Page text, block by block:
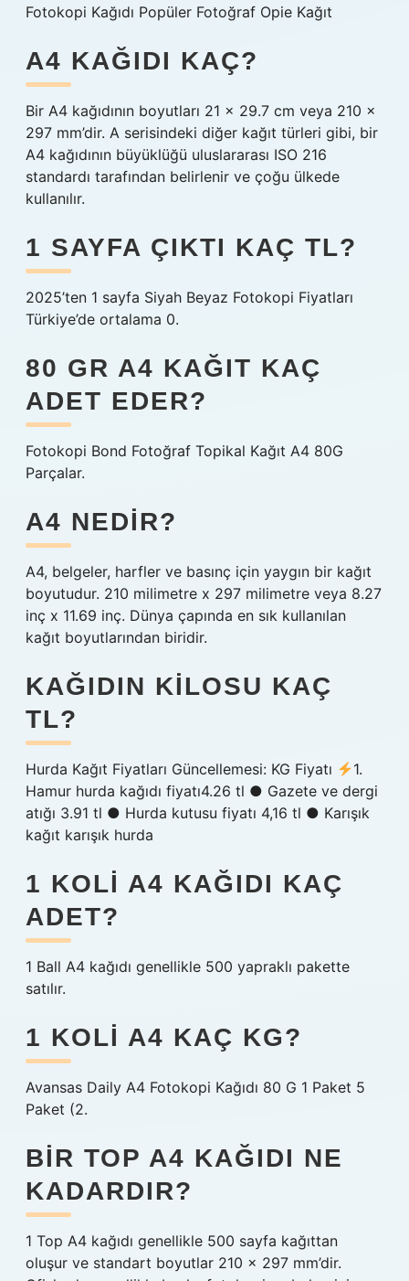
Fotokopi Kağıdı Popüler Fotoğraf Opie Kağıt
A4 KAĞIDI KAÇ?
Bir A4 kağıdının boyutları 21 x 29.7 cm veya 210 x
297 mm’dir. A serisindeki diğer kağıt türleri gibi, bir
A4 kağıdının büyüklüğü uluslararası ISO 216
standardı tarafından belirlenir ve çoğu ülkede
kullanılır.
1 SAYFA ÇIKTI KAÇ TL?
2025’ten 1 sayfa Siyah Beyaz Fotokopi Fiyatları
Türkiye’de ortalama 0.
80 GR A4 KAĞIT KAÇ
ADET EDER?
Fotokopi Bond Fotoğraf Topikal Kağıt A4 80G
Parçalar.
A4 NEDIR?
A4, belgeler, harfler ve basınç için yaygın bir kağıt
boyutudur. 210 milimetre x 297 milimetre veya 8.27
inç x 11.69 inç. Dünya çapında en sık kullanılan
kağıt boyutlarından biridir.
KAĞIDIN KILOSU KAÇ
TL?
Hurda Kağıt Fiyatları Güncellemesi: KG Fiyatı
1.
Hamur hurda kağıdı fiyatı4.26 tl ● Gazete ve dergi
atığı 3.91 tl ● Hurda kutusu fiyatı 4,16 tl ● Karışık
kağıt karışık hurda
1 KOLI A4 KAĞIDI KAÇ
ADET?
1 Ball A4 kağıdı genellikle 500 yapraklı pakette
satılır.
1 KOLI A4 KAÇ KG?
Avansas Daily A4 Fotokopi Kağıdı 80 G 1 Paket 5
Paket (2.
BIR TOP A4 KAĞIDI NE
KADARDIR?
1 Top A4 kağıdı genellikle 500 sayfa kağıttan
oluşur ve standart boyutlar 210 x 297 mm’dir.